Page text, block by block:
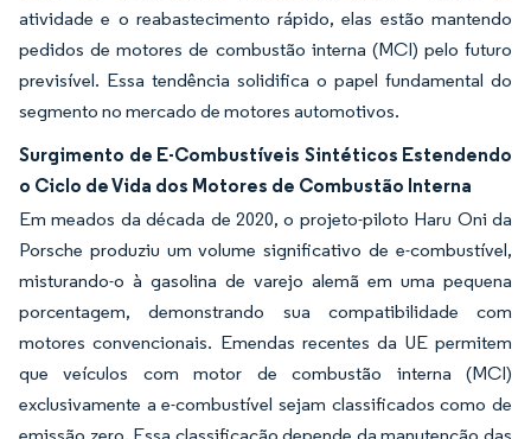
atividade e o reabastecimento rápido, elas estão mantendo
pedidos de motores de combustão interna (MCI) pelo futuro
previsível. Essa tendência solidifica o papel fundamental do
segmento no mercado de motores automotivos.
Surgimento de E-Combustíveis Sintéticos Estendendo
o Ciclo de Vida dos Motores de Combustão Interna
Em meados da década de 2020, o projeto-piloto Haru Oni da
Porsche produziu um volume significativo de e-combustível,
misturando-o à gasolina de varejo alemã em uma pequena
porcentagem, demonstrando sua compatibilidade com
motores convencionais. Emendas recentes da UE permitem
que veículos com motor de combustão interna (MCI)
exclusivamente a e-combustível sejam classificados como de